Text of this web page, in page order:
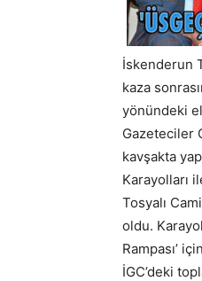
İskenderun
kaza
yönündeki
Gazeteciler
kavşakta
Karayolları
Tosyalı
oldu.
Rampası’
İGC’deki